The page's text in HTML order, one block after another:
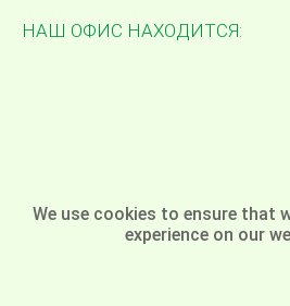
НАШ ОФИС НАХОДИТСЯ:
We use cookies to ensure that
experience on our